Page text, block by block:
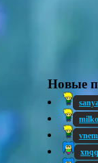
Новые